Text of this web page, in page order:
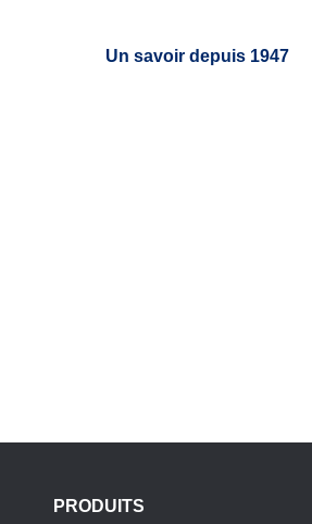
Un savoir depuis 1947
PRODUITS